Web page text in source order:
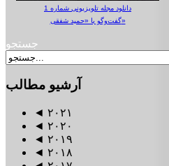
دانلود مجله تلویزیونی شماره 1
گفت‌وگو با «حمید شفقی»
جستجو
آرشیو مطالب
◄ ۲۰۲۱
◄ ۲۰۲۰
◄ ۲۰۱۹
◄ ۲۰۱۸